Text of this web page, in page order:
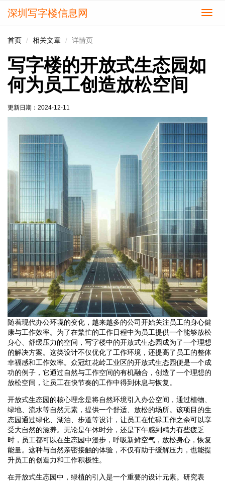
切
深圳写字楼信息网
首页 相关文章 详情页
写字楼的开放式生态园如
何为员工创造放松空间
更新日期： 2024-12-11
随着现代办公环境的变化，越来越多的公司开始关注员工的身心健
康与工作效率。为了在繁忙的工作日程中为员工提供一个能够放松
身心、舒缓压力的空间，写字楼中的开放式生态园成为了一个理想
的解决方案。这类设计不仅优化了工作环境，还提高了员工的整体
幸福感和工作效率。众冠红花岭工业区的开放式生态园便是一个成
功的例子，它通过自然与工作空间的有机融合，创造了一个理想的
放松空间，让员工在快节奏的工作中得到休息与恢复。
开放式生态园的核心理念是将自然环境引入办公空间，通过植物、
绿地、流水等自然元素，提供一个舒适、放松的场所。该项目的生
态园通过绿化、湖泊、步道等设计，让员工在忙碌工作之余可以享
受大自然的滋养。无论是午休时分，还是下午感到精力有些疲乏
时，员工都可以在生态园中漫步，呼吸新鲜空气，放松身心，恢复
能量。这种与自然亲密接触的体验，不仅有助于缓解压力，也能提
升员工的创造力和工作积极性。
在开放式生态园中，绿植的引入是一个重要的设计元素。研究表